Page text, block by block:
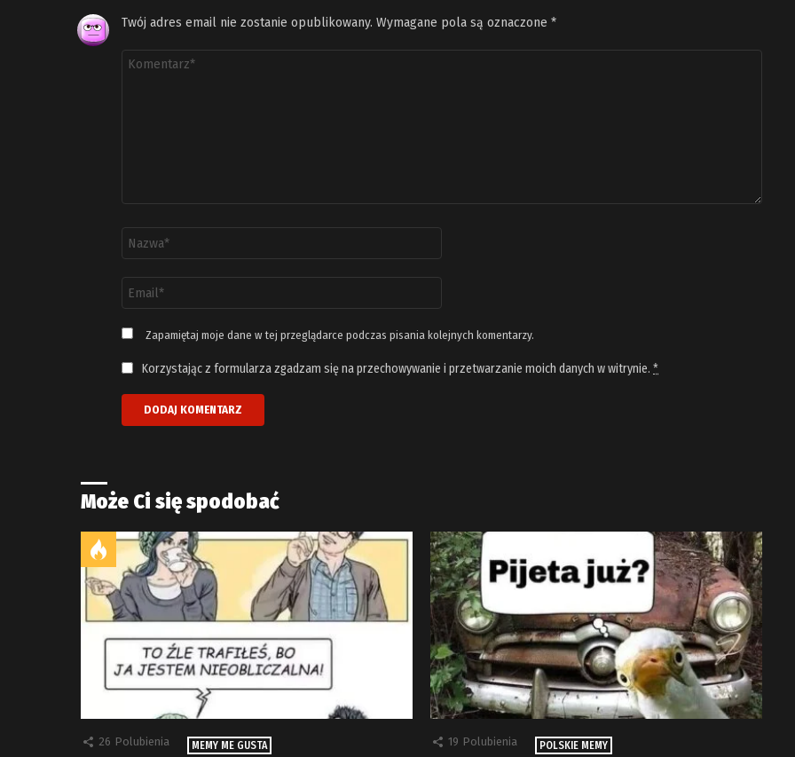
Twój adres email nie zostanie opublikowany. Wymagane pola są oznaczone *
Komentarz
email
*
Zapamiętaj moje dane w tej przeglądarce podczas pisania kolejnych komentarzy.
Korzystając z formularza zgadzam się na przechowywanie i przetwarzanie moich danych w witrynie. *
Może Ci się spodobać
26 Polubienia MEMY ME GUSTA 19 Polubienia POLSKIE MEMY